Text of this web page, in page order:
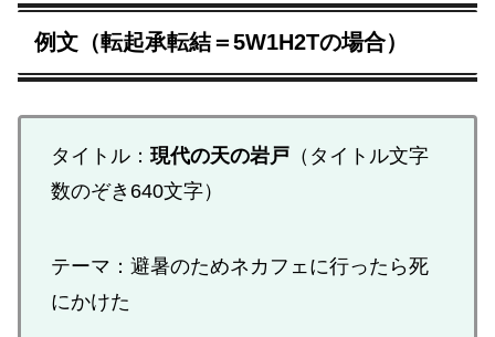
例文（転起承転結＝5W1H2Tの場合）
タイトル： 現代の天の岩戸 （タイトル文字
数のぞき640文字）
テーマ：避暑のためネカフェに行ったら死
にかけた